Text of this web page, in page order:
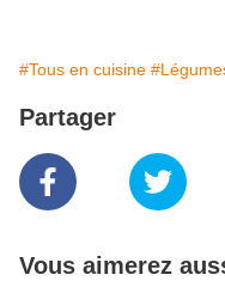
#Tous en cuisine
Partager
Vous aimerez